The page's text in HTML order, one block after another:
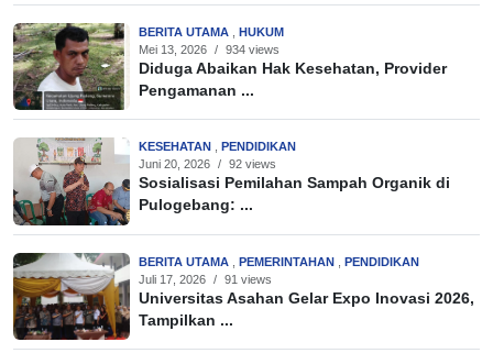
BERITA UTAMA
HUKUM
Mei 13, 2026 / 934 views
Diduga Abaikan Hak Kesehatan, Provider
Pengamanan ...
KESEHATAN
PENDIDIKAN
Juni 20, 2026 / 92 views
Sosialisasi Pemilahan Sampah Organik di
Pulogebang: ...
BERITA UTAMA PEMERINTAHAN
PENDIDIKAN
Juli 17, 2026 / 91 views
Universitas Asahan Gelar Expo Inovasi 2026,
Tampilkan ...